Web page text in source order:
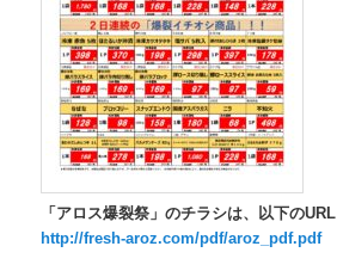
「アロス爆裂祭」のチラシは、以下の
http://fresh-aroz.com/pdf/aroz_pdf.pdf